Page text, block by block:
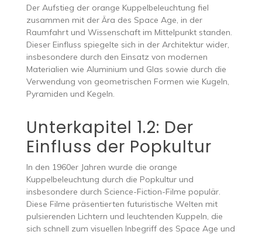
Der Aufstieg der orange Kuppelbeleuchtung fiel
zusammen mit der Ära des Space Age, in der
Raumfahrt und Wissenschaft im Mittelpunkt standen.
Dieser Einfluss spiegelte sich in der Architektur wider,
insbesondere durch den Einsatz von modernen
Materialien wie Aluminium und Glas sowie durch die
Verwendung von geometrischen Formen wie Kugeln,
Pyramiden und Kegeln.
Unterkapitel 1.2: Der
Einfluss der Popkultur
In den 1960er Jahren wurde die orange
Kuppelbeleuchtung durch die Popkultur und
insbesondere durch Science-Fiction-Filme populär.
Diese Filme präsentierten futuristische Welten mit
pulsierenden Lichtern und leuchtenden Kuppeln, die
sich schnell zum visuellen Inbegriff des Space Age und